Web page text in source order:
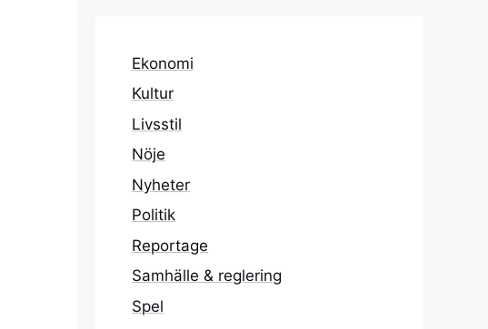
Ekonomi
Kultur
Livsstil
Nöje
Nyheter
Politik
Reportage
Samhälle & reglering
Spel